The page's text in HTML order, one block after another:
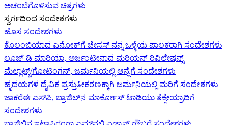
ಅಚಂಬೆಗೊಳಿಸುವ ಚಿತ್ರಗಳು
ಸ್ವರ್ಗದಿಂದ ಸಂದೇಶಗಳು
ಹೊಸ ಸಂದೇಶಗಳು
ಕೊಲಂಬಿಯಾದ ಎನೋಕ್‍ಗೆ ಜೀಸಸ್ ನನ್ನ ಒಳ್ಳೆಯ ಪಾಲಕರಾಗಿ ಸಂದೇಶಗಳು
ಲೂಜ್ ಡಿ ಮಾರಿಯಾ, ಅರ್ಜಂಟೀನಾದ ಮರಿಯನ್ ರಿವಿಲೇಷನ್ಸ್
ಮೆಲ್ಲಾಟ್ಜ್/ಗೋಟಿಂಗನ್, ಜರ್ಮನಿಯಲ್ಲಿ ಆನ್ನೆಗೆ ಸಂದೇಶಗಳು
ಹೃದಯಗಳ ದೈವಿಕ ಪ್ರಸ್ತುತೀಕರಣಕ್ಕಾಗಿ ಜರ್ಮನಿಯಲ್ಲಿ ಮರಿಗೆ ಸಂದೇಶಗಳು
ಜಾಕರೆಈ ಎಸ್‌ಪಿ, ಬ್ರಾಜಿಲ್‌ನ ಮಾರ್ಕೋಸ್ ಟಾಡಿಯು ತೆಕ್ಸೇಯ್ರಾದಿಗೆ
ಸಂದೇಶಗಳು